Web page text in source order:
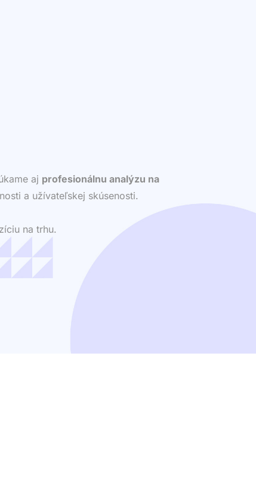
aj profesionálnu analýzu na
a užívateľskej skúsenosti.
na trhu.